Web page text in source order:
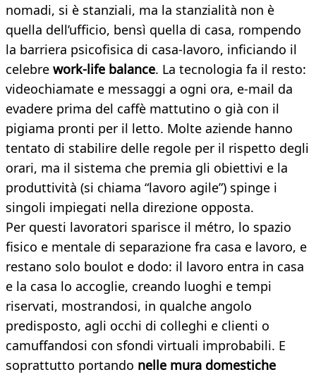
nomadi, si è stanziali, ma la stanzialità non è
quella dell’ufficio, bensì quella di casa, rompendo
la barriera psicofisica di casa-lavoro, inficiando il
celebre work-life balance. La tecnologia fa il resto:
videochiamate e messaggi a ogni ora, e-mail da
evadere prima del caffè mattutino o già con il
pigiama pronti per il letto. Molte aziende hanno
tentato di stabilire delle regole per il rispetto degli
orari, ma il sistema che premia gli obiettivi e la
produttività (si chiama “lavoro agile”) spinge i
singoli impiegati nella direzione opposta.
Per questi lavoratori sparisce il métro, lo spazio
fisico e mentale di separazione fra casa e lavoro, e
restano solo boulot e dodo: il lavoro entra in casa
e la casa lo accoglie, creando luoghi e tempi
riservati, mostrandosi, in qualche angolo
predisposto, agli occhi di colleghi e clienti o
camuffandosi con sfondi virtuali improbabili. E
soprattutto portando nelle mura domestiche